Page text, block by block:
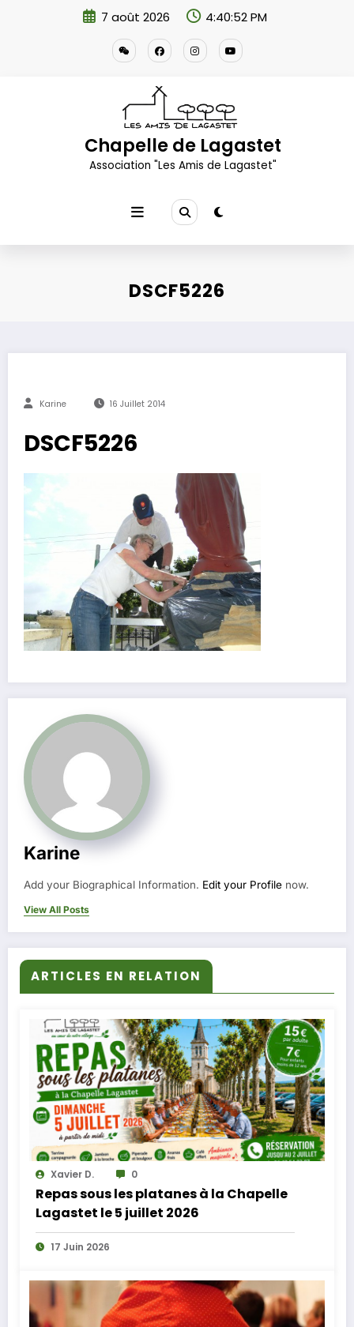
7 août 2026 4:40:53 PM
Chapelle de Lagastet
Association "Les Amis de Lagastet"
DSCF5226
Karine 16 Juillet 2014
DSCF5226
Karine
Add your Biographical Information. Edit your Profile now.
View All Posts
ARTICLES EN RELATION
Xavier D. 0
Repas sous les platanes à la Chapelle
Lagastet le 5 juillet 2026
17 Juin 2026